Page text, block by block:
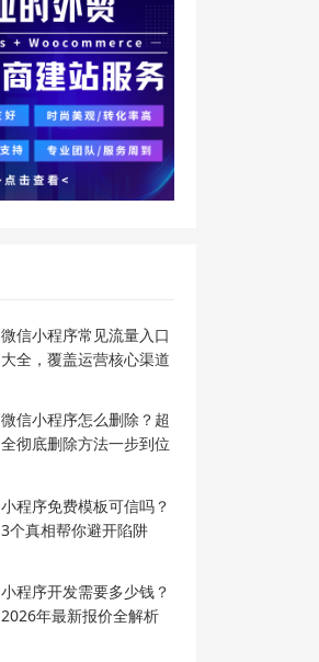
微信小程序常见流量入口
大全，覆盖运营核心渠道
微信小程序怎么删除？超
全彻底删除方法一步到位
小程序免费模板可信吗？
3个真相帮你避开陷阱
小程序开发需要多少钱？
2026年最新报价全解析